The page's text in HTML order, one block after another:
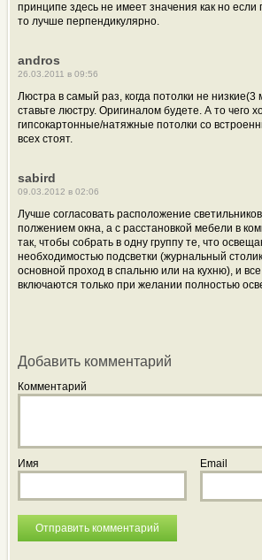
принципе здесь не имеет значения как но если
то лучше перпендикулярно.
andros
26.03.2011 в 09:56
Люстра в самый раз, когда потолки не низкие(3
ставьте люстру. Оригиналом будете. А то чего
гипсокартонные/натяжные потолки со
всех стоят.
sabird
09.03.2012 в 02:06
Лучше согласовать расположение
полжением окна, а с расстановкой мебели в
так, чтобы собрать в одну группу те, что
необходимостью подсветки (журнальный
основной проход в спальню или на кухню), и
включаются только при желании полностью
Добавить комментарий
Комментарий
Имя Email